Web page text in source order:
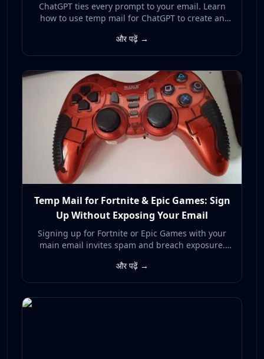
ChatGPT ties every prompt to your email. Learn
how to use temp mail for ChatGPT to create an
data collection, breaches, and spam.
और पढ़ें →
Temp Mail for Fortnite & Epic Games: Sign
Up Without Exposing Your Email
Signing up for Fortnite or Epic Games with your
main email invites spam and breach exposure.
privately and keep your real inbox clean.
और पढ़ें →